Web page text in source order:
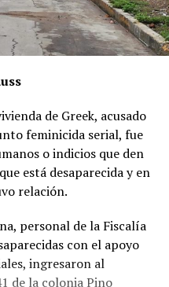
de Greek, acusado
feminicida serial, fue
o indicios que den
está desaparecida y en
relación.
personal de la Fiscalía
con el apoyo
ingresaron al
de la colonia Pino